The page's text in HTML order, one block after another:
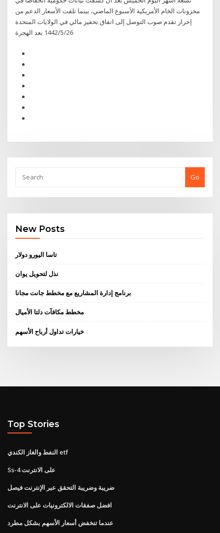
مخزونات الخام الأمريكية الأسبوع الماضي، بينما تلقت الأسعار الدعم من
إحراز تقدم صوب التوصل إلى اتفاق تحفيز مالي في الولايات المتحدة
26‏‏/5‏‏/1442 بعد الهجرة
Go
New Posts
تاسا اليورو دولار
نذل لتحويل يوان
برنامج إدارة المشاريع مع مخطط جانت مجانا
مخطط مكافآت دلتا الأميال
خيارات تداول أرباح الأسهم
Top Stories
النفط والغاز الكندي etf
Ss-4 على الانترنت
ضريبة وضريبة التحقق عبر الإنترنت فيصل
افضل صفقات الالكترونيات على الانترنت
عندما تنخفض أسعار الأسهم بشكل مطرد